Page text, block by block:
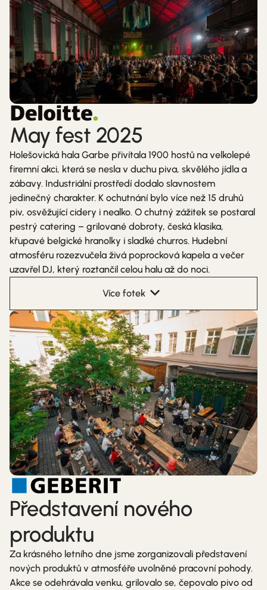
May fest 2025
Holešovická hala Garbe přivítala 1900 hostů na velkolepé
firemní akci, která se nesla v duchu piva, skvělého jídla a
zábavy. Industriální prostředí dodalo slavnostem
jedinečný charakter. K ochutnání bylo více než 15 druhů
piv, osvěžující cidery i nealko. O chutný zážitek se postaral
pestrý catering – grilované dobroty, česká klasika,
křupavé belgické hranolky i sladké churros. Hudební
atmosféru rozezvučela živá poprocková kapela a večer
uzavřel DJ, který roztančil celou halu až do noci.
Více fotek
Představení nového
produktu
Za krásného letního dne jsme zorganizovali představení
nových produktů v atmosféře uvolněné pracovní pohody.
Akce se odehrávala venku, grilovalo se, čepovalo pivo od